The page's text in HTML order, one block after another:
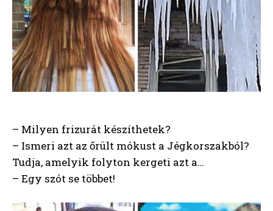
– Milyen frizurát készíthetek?
– Ismeri azt az őrült mókust a Jégkorszakból?
Tudja, amelyik folyton kergeti azt a…
– Egy szót se többet!